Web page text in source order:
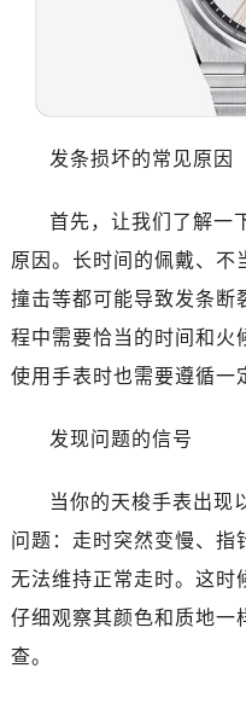
发条损坏的常见原因
首先，让我们了解一
原因。长时间的佩戴、不
撞击等都可能导致发条断
程中需要恰当的时间和火
使用手表时也需要遵循一
发现问题的信号
当你的天梭手表出现
问题：走时突然变慢、指
无法维持正常走时。这时
仔细观察其颜色和质地一
查。